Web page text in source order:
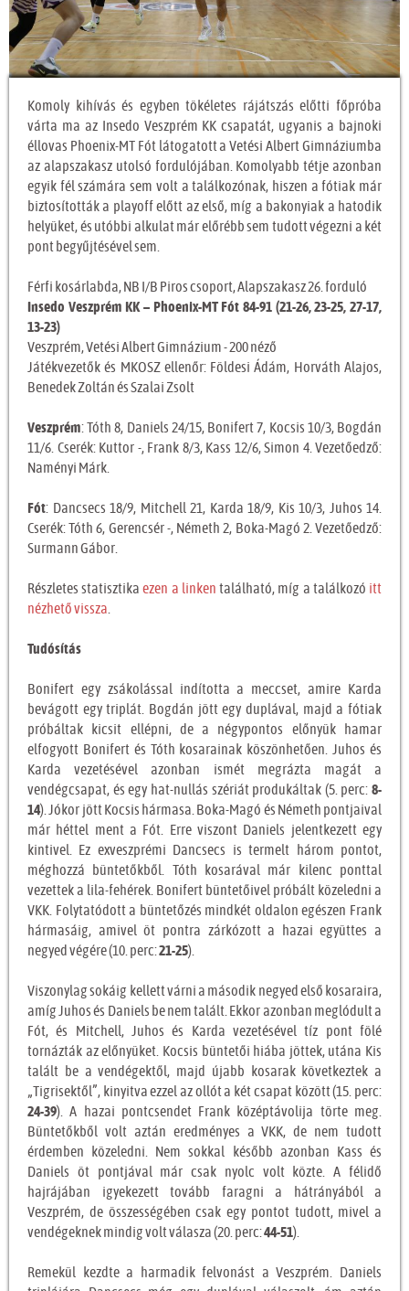
Komoly kihívás és egyben tökéletes rájátszás előtti főpróba
várta ma az Insedo Veszprém KK csapatát, ugyanis a bajnoki
éllovas Phoenix-MT Fót látogatott a Vetési Albert Gimnáziumba
az alapszakasz utolsó fordulójában. Komolyabb tétje azonban
egyik fél számára sem volt a találkozónak, hiszen a fótiak már
biztosították a playoff előtt az első, míg a bakonyiak a hatodik
helyüket, és utóbbi alkulat már előrébb sem tudott végezni a két
pont begyűjtésével sem.
Férfi kosárlabda, NB I/B Piros csoport, Alapszakasz 26. forduló
Insedo Veszprém KK – Phoenix-MT Fót 84-91 (21-26, 23-25, 27-17,
13-23)
Veszprém, Vetési Albert Gimnázium - 200 néző
Játékvezetők és MKOSZ ellenőr: Földesi Ádám, Horváth Alajos,
Benedek Zoltán és Szalai Zsolt
Veszprém: Tóth 8, Daniels 24/15, Bonifert 7, Kocsis 10/3, Bogdán
11/6. Cserék: Kuttor -, Frank 8/3, Kass 12/6, Simon 4. Vezetőedző:
Naményi Márk.
Fót: Dancsecs 18/9, Mitchell 21, Karda 18/9, Kis 10/3, Juhos 14.
Cserék: Tóth 6, Gerencsér -, Németh 2, Boka-Magó 2. Vezetőedző:
Surmann Gábor.
Részletes statisztikaezen a linken található, míg a találkozó itt
nézhető vissza
Tudósítás
Bonifert egy zsákolással indította a meccset, amire Karda
bevágott egy triplát. Bogdán jött egy duplával, majd a fótiak
próbáltak kicsit ellépni, de a négypontos előnyük hamar
elfogyott Bonifert és Tóth kosarainak köszönhetően. Juhos és
Karda vezetésével azonban ismét megrázta magát a
vendégcsapat, és egy hat-nullás szériát produkáltak (5. perc: 8-
14). Jókor jött Kocsis hármasa. Boka-Magó és Németh pontjaival
már héttel ment a Fót. Erre viszont Daniels jelentkezett egy
kintivel. Ez exveszprémi Dancsecs is termelt három pontot,
méghozzá büntetőkből. Tóth kosarával már kilenc ponttal
vezettek a lila-fehérek. Bonifert büntetőivel próbált közeledni a
VKK. Folytatódott a büntetőzés mindkét oldalon egészen Frank
hármasáig, amivel öt pontra zárkózott a hazai együttes a
negyed végére (10. perc:21-25).
Viszonylag sokáig kellett várni a második negyed első kosaraira,
amíg Juhos és Daniels be nem talált. Ekkor azonban meglódult a
Fót, és Mitchell, Juhos és Karda vezetésével tíz pont fölé
tornázták az előnyüket. Kocsis büntetői hiába jöttek, utána Kis
talált be a vendégektől, majd újabb kosarak következtek a
„Tigrisektől”, kinyitva ezzel az ollót a két csapat között (15. perc:
24-39). A hazai pontcsendet Frank középtávolija törte meg.
Büntetőkből volt aztán eredményes a VKK, de nem tudott
érdemben közeledni. Nem sokkal később azonban Kass és
Daniels öt pontjával már csak nyolc volt közte. A félidő
hajrájában igyekezett tovább faragni a hátrányából a
Veszprém, de összességében csak egy pontot tudott, mivel a
vendégeknek mindig volt válasza (20. perc:44-51).
Remekül kezdte a harmadik felvonást a Veszprém. Daniels